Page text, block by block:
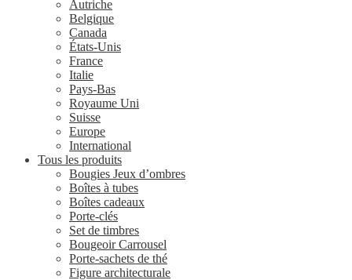
Autriche
Belgique
Canada
États-Unis
France
Italie
Pays-Bas
Royaume Uni
Suisse
Europe
International
Tous les produits
Bougies Jeux d’ombres
Boîtes à tubes
Boîtes cadeaux
Porte-clés
Set de timbres
Bougeoir Carrousel
Porte-sachets de thé
Figure architecturale